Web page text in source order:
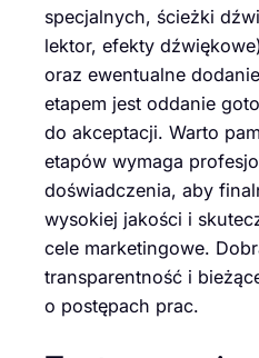
specjalnych, ścieżki
lektor, efekty
oraz ewentualne
etapem jest oddanie
do akceptacji. Warto
etapów wymaga
doświadczenia, aby
wysokiej jakości i
cele marketingowe.
transparentność i
o postępach prac.